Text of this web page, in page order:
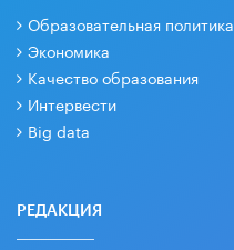
Образовательная политика
Экономика
Качество образования
Интервести
Big data
РЕДАКЦИЯ